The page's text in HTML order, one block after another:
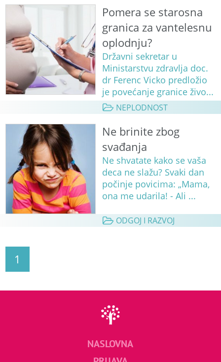
Pomera se starosna
granica za vantelesnu
oplodnju?
Državni sekretar u
Ministarstvu zdravlja doc.
dr Ferenc Vicko predložio
je povećanje granice živo...
NEPLODNOST
Ne brinite zbog
svađanja
Ne shvatate kako se vaša
deca ne slažu? Svaki dan
počinje povicima: „Mama,
ona me udarila! - Ali ...
ODGOJ I RAZVOJ
1
NASLOVNA